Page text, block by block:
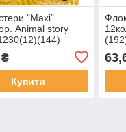
"Maxi"
Animal story
Купити